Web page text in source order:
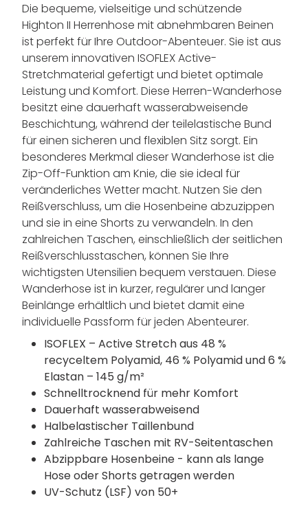
Die bequeme, vielseitige und schützende
Highton II Herrenhose mit abnehmbaren Beinen
ist perfekt für Ihre Outdoor-Abenteuer. Sie ist aus
unserem innovativen ISOFLEX Active-
Stretchmaterial gefertigt und bietet optimale
Leistung und Komfort. Diese Herren-Wanderhose
besitzt eine dauerhaft wasserabweisende
Beschichtung, während der teilelastische Bund
für einen sicheren und flexiblen Sitz sorgt. Ein
besonderes Merkmal dieser Wanderhose ist die
Zip-Off-Funktion am Knie, die sie ideal für
veränderliches Wetter macht. Nutzen Sie den
Reißverschluss, um die Hosenbeine abzuzippen
und sie in eine Shorts zu verwandeln. In den
zahlreichen Taschen, einschließlich der seitlichen
Reißverschlusstaschen, können Sie Ihre
wichtigsten Utensilien bequem verstauen. Diese
Wanderhose ist in kurzer, regulärer und langer
Beinlänge erhältlich und bietet damit eine
individuelle Passform für jeden Abenteurer.
ISOFLEX – Active Stretch aus 48 %
recyceltem Polyamid, 46 % Polyamid und 6 %
Elastan – 145 g/m²
Schnelltrocknend für mehr Komfort
Dauerhaft wasserabweisend
Halbelastischer Taillenbund
Zahlreiche Taschen mit RV-Seitentaschen
Abzippbare Hosenbeine - kann als lange
Hose oder Shorts getragen werden
UV-Schutz (LSF) von 50+